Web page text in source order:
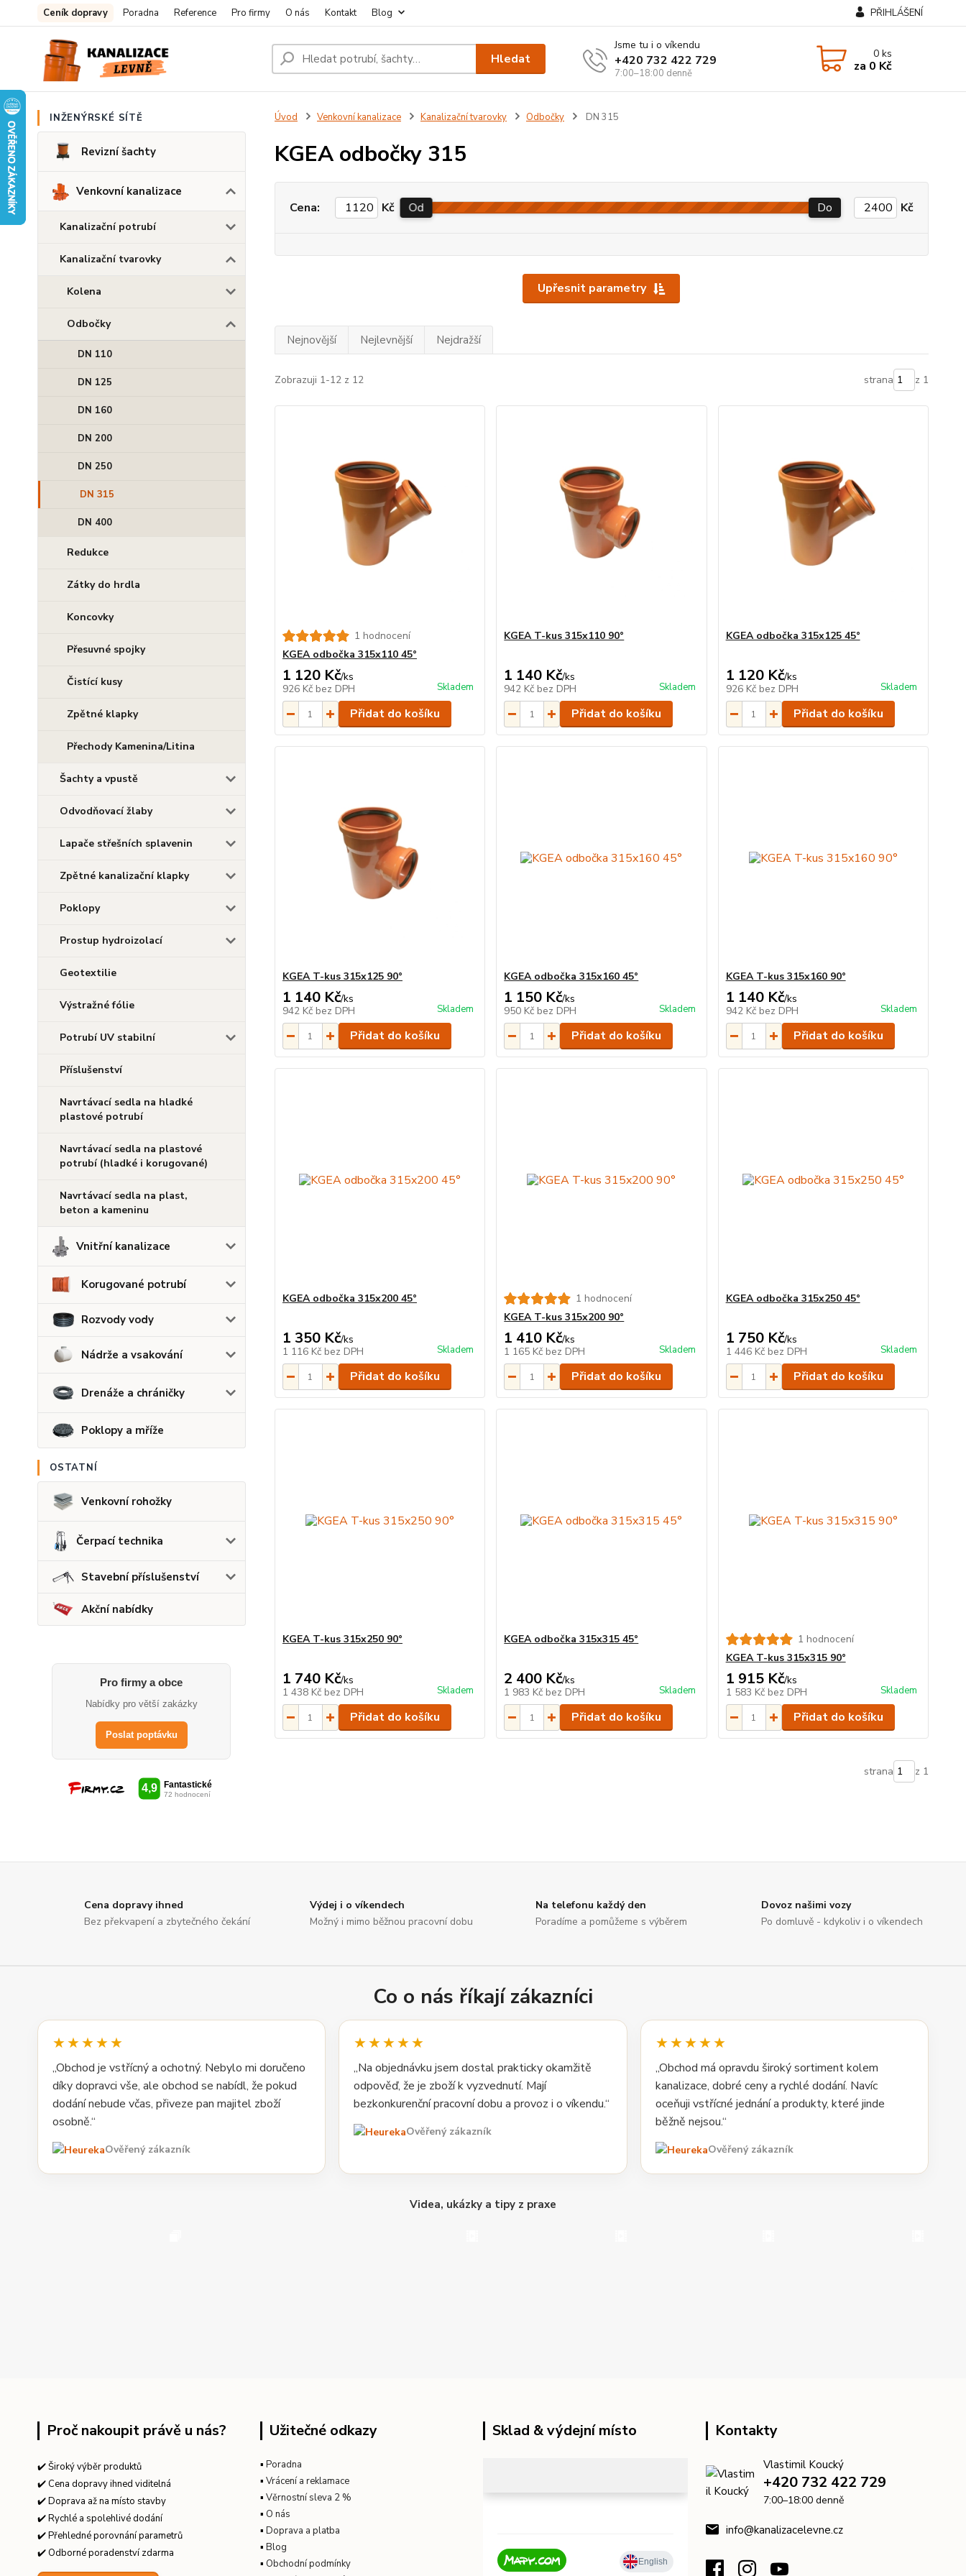
Ceník dopravy Poradna Reference Pro firmy O nás Kontakt Blog PŘIHLÁŠENÍ
Hledat
Jsme tu i o víkendu
+420 732 422 729
7:00–18:00 denně
0ks
za 0 Kč
INŽENÝRSKÉ SÍTĚ
Revizní šachty
Venkovní kanalizace
Kanalizační potrubí
Kanalizační tvarovky
Kolena
Odbočky
DN 110
DN 125
DN 160
DN 200
DN 250
DN 315
DN 400
Redukce
Zátky do hrdla
Koncovky
Přesuvné spojky
Čistící kusy
Zpětné klapky
Přechody Kamenina/Litina
Šachty a vpustě
Odvodňovací žlaby
Lapače střešních splavenin
Zpětné kanalizační klapky
Poklopy
Prostup hydroizolací
Geotextilie
Výstražné fólie
Potrubí UV stabilní
Příslušenství
Navrtávací sedla na hladké
plastové potrubí
Navrtávací sedla na plastové
potrubí (hladké i korugované)
Navrtávací sedla na plast,
beton a kameninu
Vnitřní kanalizace
Korugované potrubí
Rozvody vody
Nádrže a vsakování
Drenáže a chráničky
Poklopy a mříže
OSTATNÍ
Venkovní rohožky
Čerpací technika
Stavební příslušenství
Akční nabídky
Pro firmy a obce
Nabídky pro větší zakázky
Poslat poptávku
Úvod Venkovní kanalizace Kanalizační tvarovky Odbočky DN 315
KGEA odbočky 315
Upřesnit parametry
Cena: Kč Od Do Kč
Nejnovější Nejlevnější Nejdražší
Zobrazuji 1-12 z 12 strana z 1
1 hodnocení
KGEA odbočka 315x110 45°
1 120 Kč/ks
926 Kč bez DPH Skladem
Přidat do košíku
KGEA T-kus 315x110 90°
1 140 Kč/ks
942 Kč bez DPH Skladem
Přidat do košíku
KGEA odbočka 315x125 45°
1 120 Kč/ks
926 Kč bez DPH Skladem
Přidat do košíku
KGEA T-kus 315x125 90°
1 140 Kč/ks
942 Kč bez DPH Skladem
Přidat do košíku
KGEA odbočka 315x160 45°
1 150 Kč/ks
950 Kč bez DPH Skladem
Přidat do košíku
KGEA T-kus 315x160 90°
1 140 Kč/ks
942 Kč bez DPH Skladem
Přidat do košíku
KGEA odbočka 315x200 45°
1 350 Kč/ks
1 116 Kč bez DPH Skladem
Přidat do košíku
1 hodnocení
KGEA T-kus 315x200 90°
1 410 Kč/ks
1 165 Kč bez DPH Skladem
Přidat do košíku
KGEA odbočka 315x250 45°
1 750 Kč/ks
1 446 Kč bez DPH Skladem
Přidat do košíku
KGEA T-kus 315x250 90°
1 740 Kč/ks
1 438 Kč bez DPH Skladem
Přidat do košíku
KGEA odbočka 315x315 45°
2 400 Kč/ks
1 983 Kč bez DPH Skladem
Přidat do košíku
1 hodnocení
KGEA T-kus 315x315 90°
1 915 Kč/ks
1 583 Kč bez DPH Skladem
Přidat do košíku
strana z 1
Cena dopravy ihned
Bez překvapení a zbytečného čekání
Výdej i o víkendech
Možný i mimo běžnou pracovní dobu
Na telefonu každý den
Poradíme a pomůžeme s výběrem
Dovoz našimi vozy
Po domluvě - kdykoliv i o víkendech
Co o nás říkají zákazníci
★★★★★
„Obchod je vstřícný a ochotný. Nebylo mi doručeno
díky dopravci vše, ale obchod se nabídl, že pokud
dodání nebude včas, přiveze pan majitel zboží
osobně.“
Ověřený zákazník
★★★★★
„Na objednávku jsem dostal prakticky okamžitě
odpověď, že je zboží k vyzvednutí. Mají
bezkonkurenční pracovní dobu a provoz i o víkendu.“
Ověřený zákazník
★★★★★
„Obchod má opravdu široký sortiment kolem
kanalizace, dobré ceny a rychlé dodání. Navíc
oceňuji vstřícné jednání a produkty, které jinde
běžně nejsou.“
Ověřený zákazník
Videa, ukázky a tipy z praxe
Proč nakoupit právě u nás?
✔️ Široký výběr produktů
✔️ Cena dopravy ihned viditelná
✔️ Doprava až na místo stavby
✔️ Rychlé a spolehlivé dodání
✔️ Přehledné porovnání parametrů
✔️ Odborné poradenství zdarma
Užitečné odkazy
▪ Poradna
▪ Vrácení a reklamace
▪ Věrnostní sleva 2 %
▪ O nás
▪ Doprava a platba
▪ Blog
▪ Obchodní podmínky
Sklad & výdejní místo Kontakty
Vlastimil Koucký
+420 732 422 729
7:00–18:00 denně
info@kanalizacelevne.cz